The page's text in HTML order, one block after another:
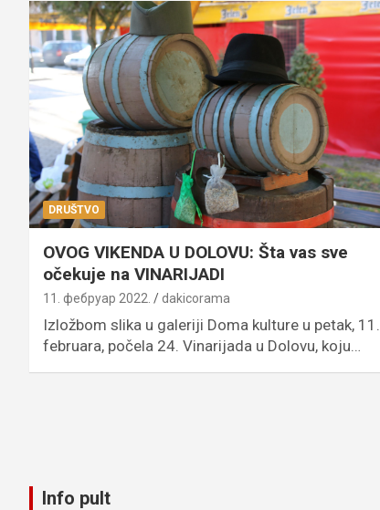
DRUŠTVO
OVOG VIKENDA U DOLOVU: Šta vas sve
očekuje na VINARIJADI
11. фебруар 2022. dakicorama
Izložbom slika u galeriji Doma kulture u petak, 11.
februara, počela 24. Vinarijada u Dolovu, koju…
Info pult